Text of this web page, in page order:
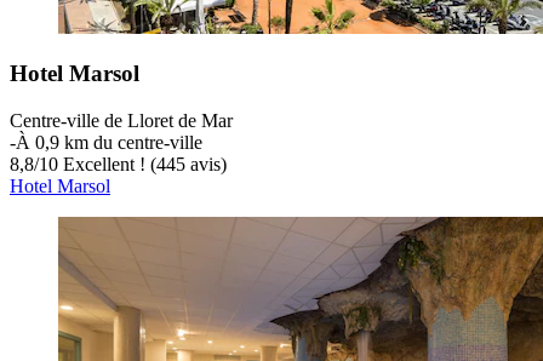
Hotel Marsol
Centre-ville de Lloret de Mar
‐À 0,9 km du centre-ville
8,8/10 Excellent ! (445 avis)
Hotel Marsol